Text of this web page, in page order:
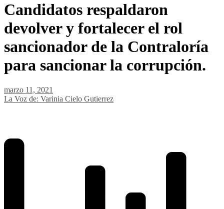
Candidatos respaldaron
devolver y fortalecer el rol
sancionador de la Contraloría
para sancionar la corrupción.
marzo 11, 2021
La Voz de: Varinia Cielo Gutierrez